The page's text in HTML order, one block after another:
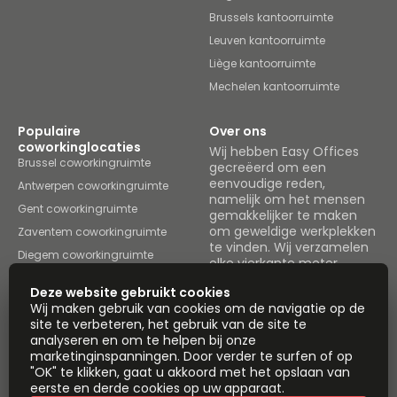
Brussels kantoorruimte
Leuven kantoorruimte
Liège kantoorruimte
Mechelen kantoorruimte
Populaire
coworkinglocaties
Brussel coworkingruimte
Antwerpen coworkingruimte
Gent coworkingruimte
Zaventem coworkingruimte
Diegem coworkingruimte
Leuven coworkingruimte
Liège coworkingruimte
Mechelen coworkingruimte
Over ons
Wij hebben Easy Offices
gecreëerd om een
eenvoudige reden,
namelijk om het mensen
gemakkelijker te maken
om geweldige werkplekken
te vinden. Wij verzamelen
elke vierkante meter
brengen het allemaal
onder één dak.
Ruimtes bekijken
Instant Offices
Coworker
Deze website gebruikt cookies
Wij maken gebruik van cookies om de navigatie op de
site te verbeteren, het gebruik van de site te
analyseren en om te helpen bij onze
marketinginspanningen. Door verder te surfen of op
"OK" te klikken, gaat u akkoord met het opslaan van
eerste en derde cookies op uw apparaat.